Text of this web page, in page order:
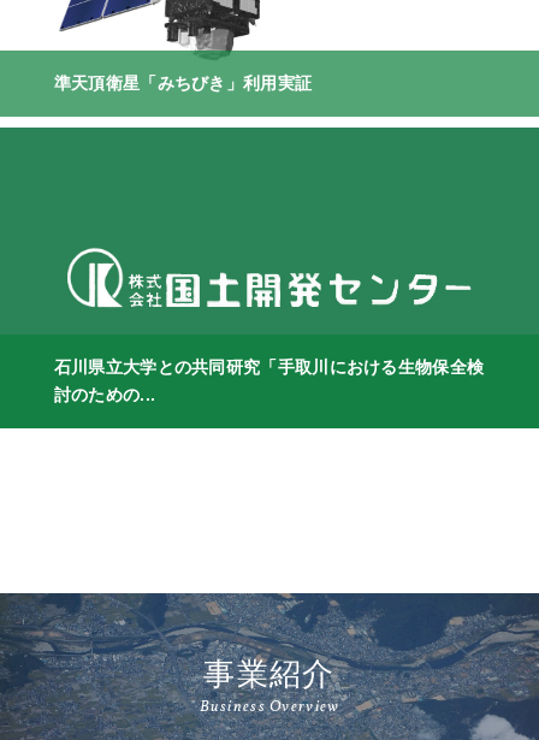
準天頂衛星「みちびき」利用実証
石川県立大学との共同研究「手取川における生物保全検
討のための...
事業紹介
Business Overview